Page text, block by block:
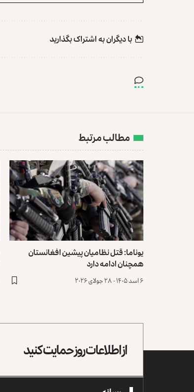
با دیگران به‌‌ اشتراک بگذارید
مطالب مرتبط
یوناما: قتل نظامیان پیشین افغانستان
همچنان ادامه دارد
۶ اسد ۱۴۰۵ - ۲۸ جولای ۲۰۲۶
از اطلاعات روز حمایت کنید